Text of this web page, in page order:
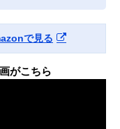
で見る
がこちら